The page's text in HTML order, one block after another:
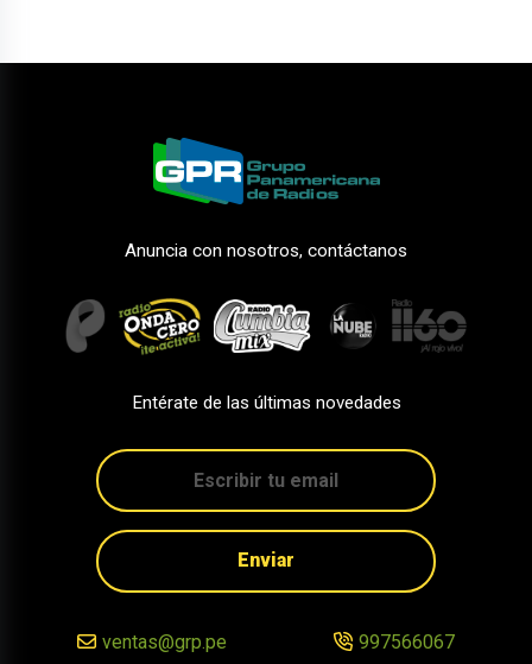
Anuncia con nosotros, contáctanos
Entérate de las últimas novedades
Enviar
ventas@grp.pe 997566067